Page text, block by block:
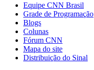
Equipe CNN Brasil
Grade de Programação
Blogs
Colunas
Fórum CNN
Mapa do site
Distribuição do Sinal